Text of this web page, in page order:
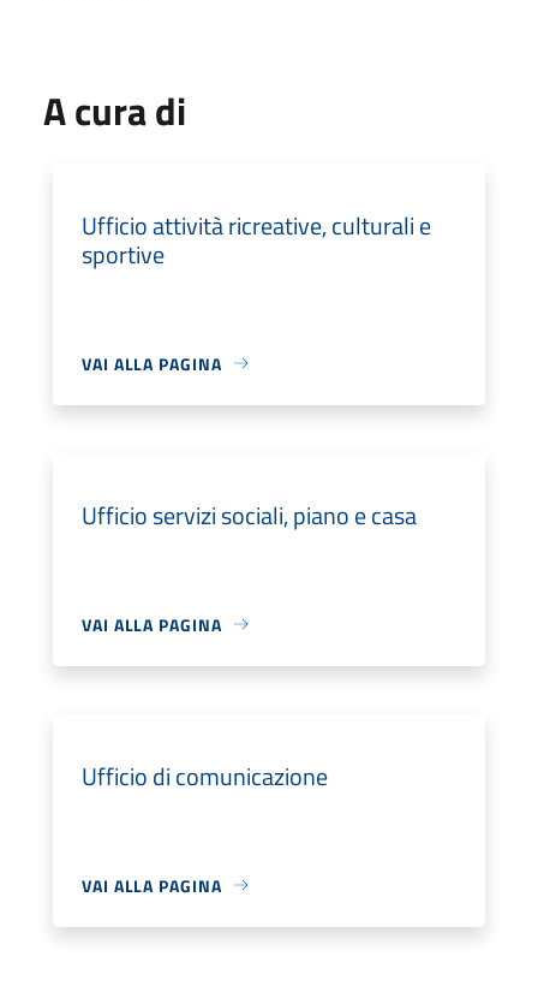
A cura di
Ufficio attività ricreative, culturali e
sportive
VAI ALLA PAGINA
Ufficio servizi sociali, piano e casa
VAI ALLA PAGINA
Ufficio di comunicazione
VAI ALLA PAGINA